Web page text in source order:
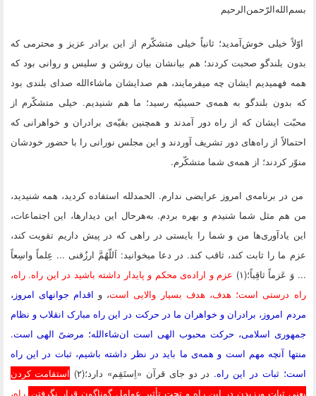
بسم‌الله‌الرّحمن‌الرحیم
اوّلاً خیلی خوش‌آمدید؛ ثانیاً خیلی متشکّرم از این برادر عزیز و محترمی که
بدون بلندگو صحبت کردند؛ هم بیانشان بیان روشن و سلیس و روانی بود که
همه فهمیدیم ایشان چه میفرمایند، هم صدایشان ماشاءالله صدای بلندی بود
که بدون بلندگو به همه‌ی حسینیّه رسید؛ ما هم شنیدیم. خیلی متشکّرم از
محبّت ایشان که از راه دور آمدند و همچنین بقیّه‌ی برادران و خواهرانی که
احتمالاً از راه‌های دور تشریف آوردند و این مجلس نورانی را با حضور خودشان
منوّر کردند؛ از همه‌ی شما متشکّرم.
من در برنامه‌ی امروز عرایضی ندارم. الحمدلله استفاده کردید، همه شنیدید،
من هم مثل شما شنیدم و بهره بردم. به‌هرحال این دیدارها، این اجتماعات،
این یادآوری‌ها من و شما را بایستی در راهی که در پیش داریم تقویت کند،
عزم ما را ثابت کند، ثاقب کند. در دعا میخوانید: اَللّهُمَّ ارزُقنی ... عِلماً واسِعاً
... وَ عَزماً ثاقِباً؛(۱)
عزم و اراده‌ی محکم و پایدار داشته باشید در این راه. راه،
راه درستی است؛ هدف، هدف بسیار والایی است، و اقدام جوانهای امروز،
مردم امروز، برادران و خواهران ما در حرکت در این راه مبارک انقلاب و نظام
جمهوری اسلامی، حرکت محبوب الهی است ان‌شاءالله؛ مرضیّ الهی است.
منتها آنچه مهم است و همه‌ی ما باید در نظر داشته باشیم، ثبات در این راه
است؛ ثبات در این راه. در دو جای قرآن «اِستَقِم» دارد؛(۲)
استقامت کردن
یعنی ثبات ورزیدن در این راه و تحت تأثیر عوامل گوناگون قرار نگرفتن. راه،